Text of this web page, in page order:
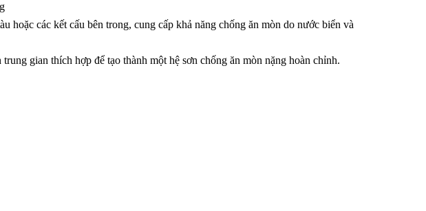
hoặc các kết cấu bên trong, cung cấp khả năng chống ăn mòn do nước biển và
gian thích hợp để tạo thành một hệ sơn chống ăn mòn nặng hoàn chỉnh.